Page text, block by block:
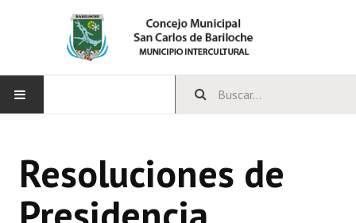
CONCEJO
Bloques Políticos
Resoluciones de